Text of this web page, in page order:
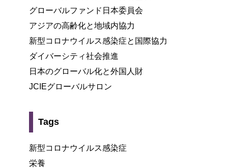
グローバルファンド日本委員会
アジアの高齢化と地域内協力
新型コロナウイルス感染症と国際協力
ダイバーシティ社会推進
日本のグローバル化と外国人財
JCIEグローバルサロン
Tags
新型コロナウイルス感染症
栄養